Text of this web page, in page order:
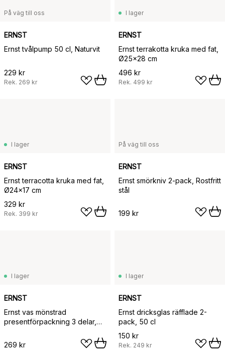
På väg till oss
ERNST
Ernst tvålpump 50 cl, Naturvit
229 kr
Rek. 269 kr
I lager
ERNST
Ernst terrakotta kruka med fat,
Ø25x28 cm
496 kr
Rek. 499 kr
I lager
ERNST
Ernst terracotta kruka med fat,
Ø24x17 cm
329 kr
Rek. 399 kr
På väg till oss
ERNST
Ernst smörkniv 2-pack, Rostfritt
stål
199 kr
I lager
ERNST
Ernst vas mönstrad
presentförpackning 3 delar,
269 kr
I lager
ERNST
Ernst dricksglas räfflade 2-
pack, 50 cl
150 kr
Rek. 249 kr